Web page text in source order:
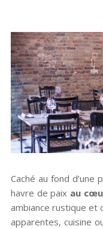
Caché au fond
havre de paix au
ambiance rustique et
apparentes, cuisine